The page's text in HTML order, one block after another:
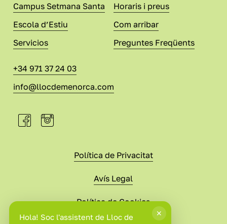
Campus Setmana Santa
Escola d’Estiu
Servicios
Horaris i preus
Com arribar
Preguntes Freqüents
+34 971 37 24 03
info@llocdemenorca.com
Política de Privacitat
Avís Legal
Política de Cookies